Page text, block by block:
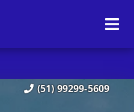
(51) 99299-5609